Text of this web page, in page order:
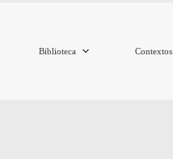
Biblioteca Contextos